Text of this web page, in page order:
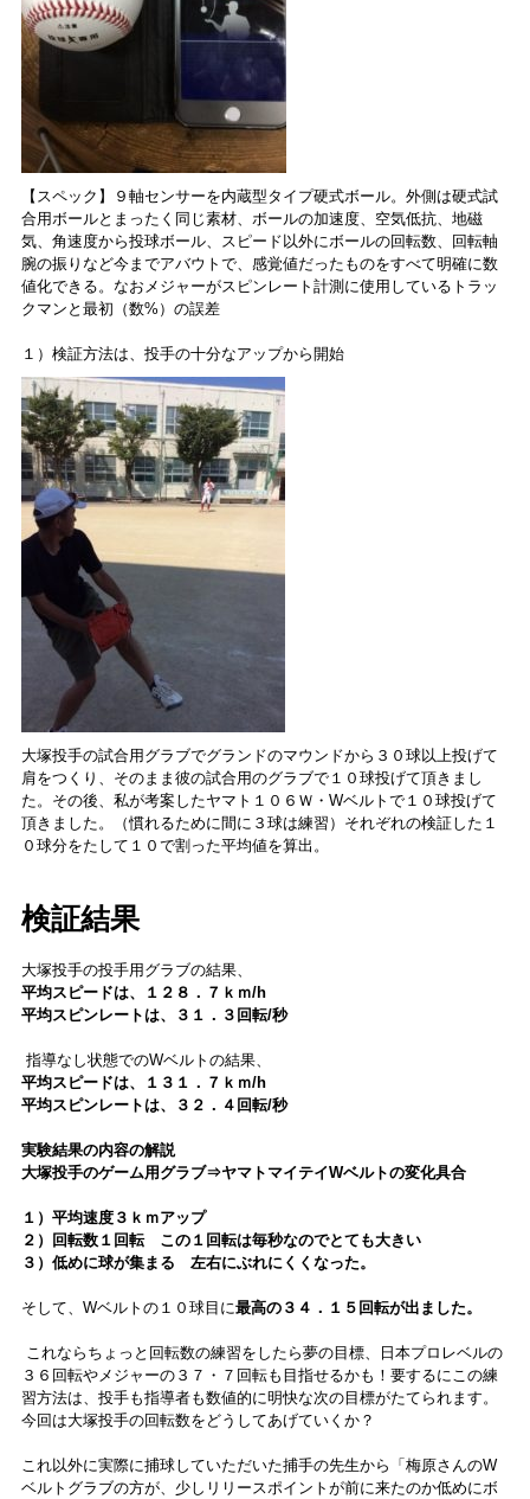
【スペック】９軸センサーを内蔵型タイプ硬式ボール。外側は硬式試
合用ボールとまったく同じ素材、ボールの加速度、空気低抗、地磁
気、角速度から投球ボール、スピード以外にボールの回転数、回転軸
腕の振りなど今までアバウトで、感覚値だったものをすべて明確に数
値化できる。なおメジャーがスピンレート計測に使用しているトラッ
クマンと最初（数%）の誤差
１）検証方法は、投手の十分なアップから開始
大塚投手の試合用グラブでグランドのマウンドから３０球以上投げて
肩をつくり、そのまま彼の試合用のグラブで１０球投げて頂きまし
た。その後、私が考案したヤマト１０６Ｗ・Wベルトで１０球投げて
頂きました。（慣れるために間に３球は練習）それぞれの検証した１
０球分をたして１０で割った平均値を算出。
検証結果
大塚投手の投手用グラブの結果、
平均スピードは、１２８．７ｋｍ/h
平均スピンレートは、３１．３回転/秒
指導なし状態でのWベルトの結果、
平均スピードは、１３１．７ｋｍ/h
平均スピンレートは、３２．４回転/秒
実験結果の内容の解説
大塚投手のゲーム用グラブ⇒ヤマトマイテイWベルトの変化具合
１）平均速度３ｋｍアップ
２）回転数１回転 この１回転は毎秒なのでとても大きい
３）低めに球が集まる 左右にぶれにくくなった。
そして、Wベルトの１０球目に最高の３４．１５回転が出ました。
これならちょっと回転数の練習をしたら夢の目標、日本プロレベルの
３６回転やメジャーの３７・７回転も目指せるかも！要するにこの練
習方法は、投手も指導者も数値的に明快な次の目標がたてられます。
今回は大塚投手の回転数をどうしてあげていくか？
これ以外に実際に捕球していただいた捕手の先生から「梅原さんのW
ベルトグラブの方が、少しリリースポイントが前に来たのか低めにボ